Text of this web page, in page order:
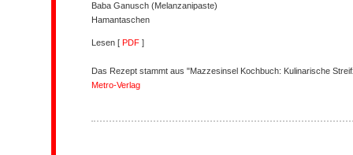
Baba Ganusch (Melanzanipaste)
Hamantaschen
Lesen [ PDF ]
Das Rezept stammt aus "Mazzesinsel Kochbuch: Kulinarische
Metro-Verlag